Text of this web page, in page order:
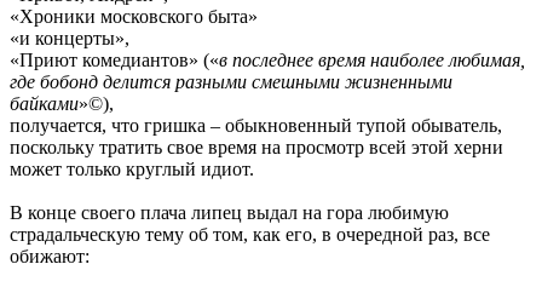
«Хроники московского быта»
«и концерты»,
«Приют комедиантов» («в последнее время наиболее любимая,
где бобонд делится разными смешными жизненными
байками»©),
получается, что гришка – обыкновенный тупой обыватель,
поскольку тратить свое время на просмотр всей этой херни
может только круглый идиот.
В конце своего плача липец выдал на гора любимую
страдальческую тему об том, как его, в очередной раз, все
обижают: